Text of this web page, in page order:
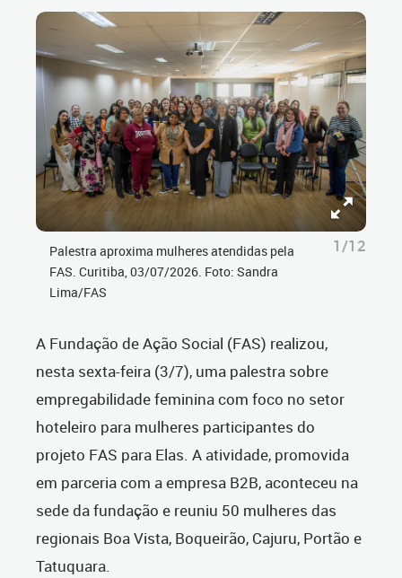
Palestra aproxima mulheres atendidas pela
FAS. Curitiba, 03/07/2026. Foto: Sandra
Lima/FAS
1/12
A Fundação de Ação Social (FAS) realizou,
nesta sexta-feira (3/7), uma palestra sobre
empregabilidade feminina com foco no setor
hoteleiro para mulheres participantes do
projeto FAS para Elas. A atividade, promovida
em parceria com a empresa B2B, aconteceu na
sede da fundação e reuniu 50 mulheres das
regionais Boa Vista, Boqueirão, Cajuru, Portão e
Tatuquara.